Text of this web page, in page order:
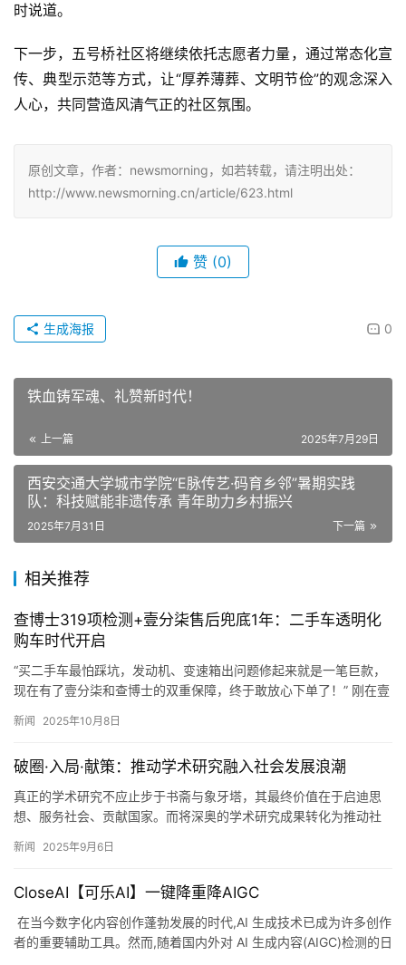
时说道。
下一步，五号桥社区将继续依托志愿者力量，通过常态化宣
传、典型示范等方式，让“厚养薄葬、文明节俭”的观念深入
人心，共同营造风清气正的社区氛围。
原创文章，作者：newsmorning，如若转载，请注明出处：
http://www.newsmorning.cn/article/623.html
赞 (0)
0
生成海报
铁血铸军魂、礼赞新时代！
上一篇 2025年7月29日
西安交通大学城市学院“E脉传艺·码育乡邻”暑期实践
队：科技赋能非遗传承 青年助力乡村振兴
下一篇
2025年7月31日
相关推荐
查博士319项检测+壹分柒售后兜底1年：二手车透明化
购车时代开启
“买二手车最怕踩坑，发动机、变速箱出问题修起来就是一笔巨款，
现在有了壹分柒和查博士的双重保障，终于敢放心下单了！” 刚在壹
新闻 2025年10月8日
破圈·入局·献策：推动学术研究融入社会发展浪潮
真正的学术研究不应止步于书斋与象牙塔，其最终价值在于启迪思
想、服务社会、贡献国家。而将深奥的学术研究成果转化为推动社
学报》…
新闻 2025年9月6日
CloseAI【可乐AI】一键降重降AIGC
​ 在当今数字化内容创作蓬勃发展的时代,AI 生成技术已成为许多创作
者的重要辅助工具。然而,随着国内外对 AI 生成内容(AIGC)检测的日